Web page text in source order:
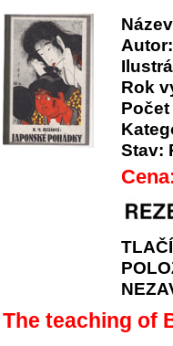
Autor:
Rok
Stav:
The teaching of